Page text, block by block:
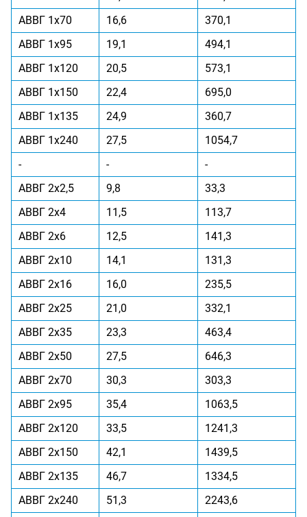
АВВГ 1x70
16,6
370,1
АВВГ 1x95
19,1
494,1
АВВГ 1x120
20,5
573,1
АВВГ 1x150
22,4
695,0
АВВГ 1x135
24,9
360,7
АВВГ 1x240
27,5
1054,7
-
-
-
АВВГ 2x2,5
9,8
33,3
АВВГ 2x4
11,5
113,7
АВВГ 2x6
12,5
141,3
АВВГ 2x10
14,1
131,3
АВВГ 2x16
16,0
235,5
АВВГ 2x25
21,0
332,1
АВВГ 2x35
23,3
463,4
АВВГ 2x50
27,5
646,3
АВВГ 2x70
30,3
303,3
АВВГ 2x95
35,4
1063,5
АВВГ 2x120
33,5
1241,3
АВВГ 2x150
42,1
1439,5
АВВГ 2x135
46,7
1334,5
АВВГ 2x240
51,3
2243,6